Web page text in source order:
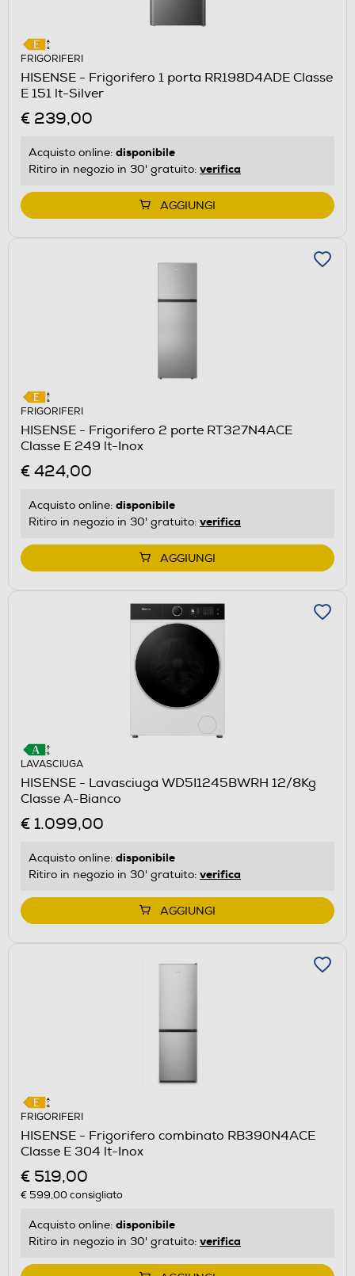
FRIGORIFERI
HISENSE - Frigorifero 1 porta RR198D4ADE Classe
E 151 lt-Silver
€ 239,00
Acquisto online: disponibile
Ritiro in negozio in 30' gratuito: verifica
AGGIUNGI
FRIGORIFERI
HISENSE - Frigorifero 2 porte RT327N4ACE
Classe E 249 lt-Inox
€ 424,00
Acquisto online: disponibile
Ritiro in negozio in 30' gratuito: verifica
AGGIUNGI
LAVASCIUGA
HISENSE - Lavasciuga WD5I1245BWRH 12/8Kg
Classe A-Bianco
€ 1.099,00
Acquisto online: disponibile
Ritiro in negozio in 30' gratuito: verifica
AGGIUNGI
FRIGORIFERI
HISENSE - Frigorifero combinato RB390N4ACE
Classe E 304 lt-Inox
€ 519,00
€ 599,00consigliato
Acquisto online: disponibile
Ritiro in negozio in 30' gratuito: verifica